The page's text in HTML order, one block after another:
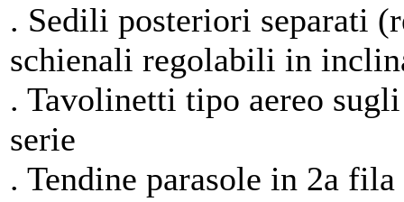
. Sedili posteriori separati
schienali regolabili in
. Tavolinetti tipo aereo
serie
. Tendine parasole in 2a